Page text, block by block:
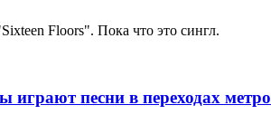
Floors". Пока что это сингл.
играют песни в переходах метро